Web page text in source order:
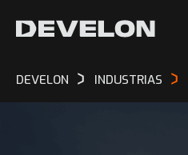
DEVELON INDUSTRIAS